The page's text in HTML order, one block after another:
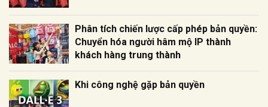
Phân tích chiến lược cấp phép bản quyền:
Chuyển hóa người hâm mộ IP thành
khách hàng trung thành
Khi công nghệ gặp bản quyền